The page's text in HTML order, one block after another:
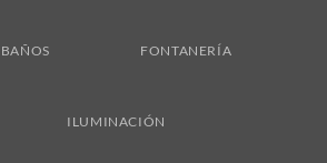
BAÑOS FONTANERÍA
ILUMINACIÓN